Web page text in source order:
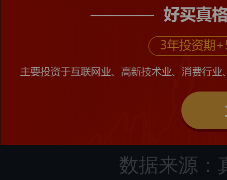
数据来源：